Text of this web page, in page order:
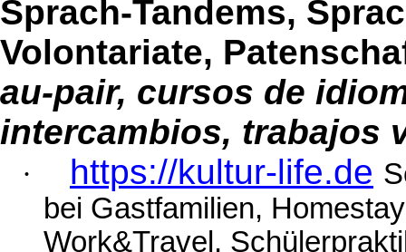
Sprach-Tandems,
Volontariate,
au-pair, cursos de
intercambios, trabajos
· https://kultur-life.de
bei Gastfamilien, Homestay
Work&Travel ,